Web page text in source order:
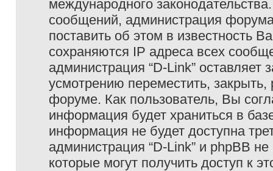
международного
сообщений, администрация
поставить об этом в известность
сохраняются IP адреса всех
администрация “D-Link”
усмотрению переместить,
форуме. Как пользователь, Вы
информация будет храниться в
информация не будет доступна
администрация “D-Link” и phpBB
которые могут получить доступ к